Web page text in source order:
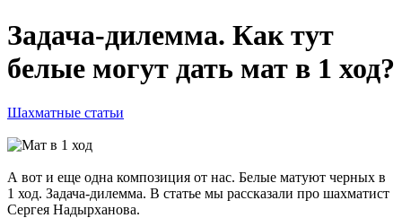
Задача-дилемма. Как тут
белые могут дать мат в 1 ход?
Шахматные статьи
А вот и еще одна композиция от нас. Белые матуют черных в
1 ход. Задача-дилемма. В статье мы рассказали про шахматист
Сергея Надырханова.